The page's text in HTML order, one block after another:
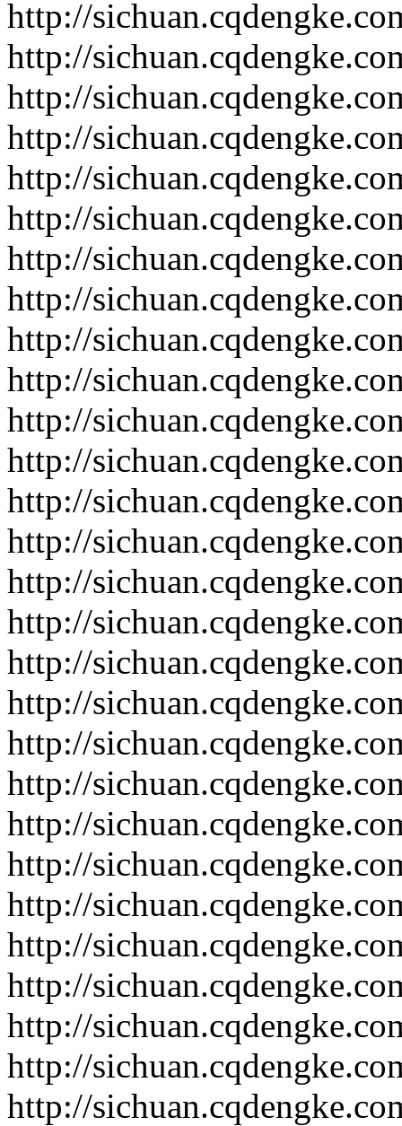
http://
http://
http://
http://
http://
http://
http://
http://
http://
http://
http://
http://
http://
http://
http://
http://
http://
http://
http://
http://
http://
http://
http://
http://
http://
http://
http://
http://